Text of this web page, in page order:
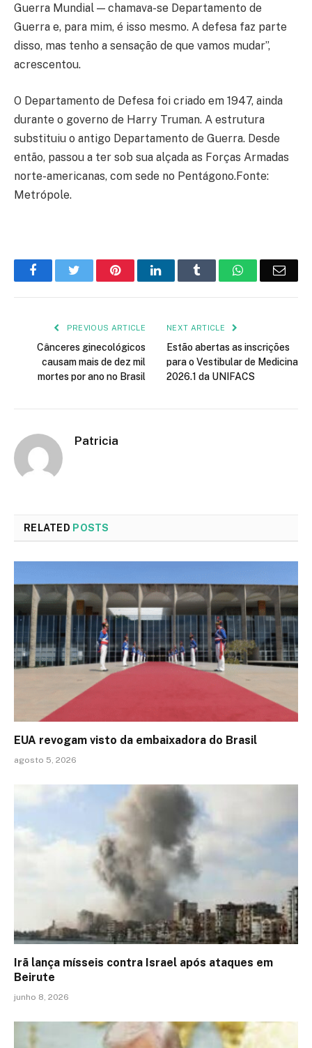
Guerra Mundial — chamava-se Departamento de
Guerra e, para mim, é isso mesmo. A defesa faz parte
disso, mas tenho a sensação de que vamos mudar”,
acrescentou.
O Departamento de Defesa foi criado em 1947, ainda
durante o governo de Harry Truman. A estrutura
substituiu o antigo Departamento de Guerra. Desde
então, passou a ter sob sua alçada as Forças Armadas
norte-americanas, com sede no Pentágono.Fonte:
Metrópole.
FacebookTwitter PinterestLinkedIn Tumblr WhatsApp
PREVIOUS ARTICLE
Cânceres ginecológicos
causam mais de dez mil
mortes por ano no Brasil
NEXT ARTICLE
Estão abertas as inscrições
para o Vestibular de Medicina
2026.1 da UNIFACS
Patricia
RELATED POSTS
EUA revogam visto da embaixadora do Brasil
agosto 5, 2026
Irã lança mísseis contra Israel após ataques em
Beirute
junho 8, 2026